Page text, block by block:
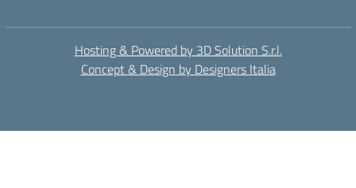
Hosting & Powered by 3D Solution S.r.l.
Concept & Design by Designers Italia